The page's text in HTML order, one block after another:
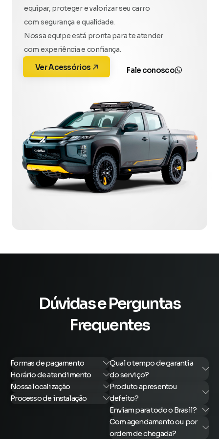
equipar, proteger e valorizar seu carro
com segurança e qualidade.
Nossa equipe está pronta para te atender
com experiência e confiança.
Ver Acessórios Fale conosco
Dúvidas e Perguntas
Frequentes
Formas de pagamento
Horário de atendimento
Nossa localização
Processo de instalação
Qual o tempo de garantia
do serviço?
Produto apresentou
defeito?
Enviam para todo o Brasil?
Com agendamento ou por
ordem de chegada?